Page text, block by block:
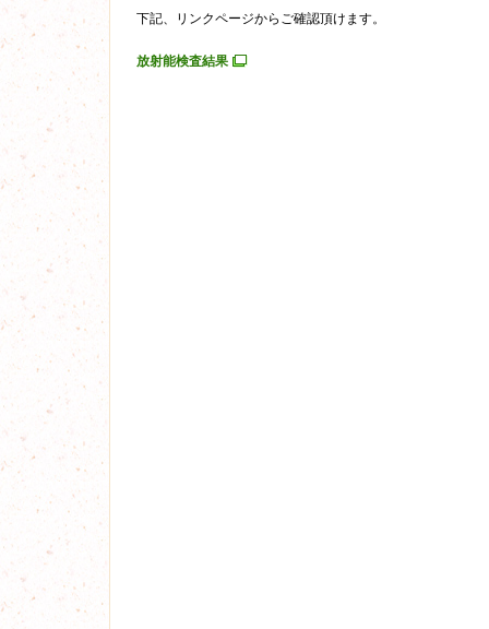
下記、リンクページからご確認頂けます。
放射能検査結果